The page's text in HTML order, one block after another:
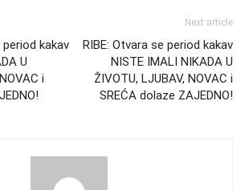
kakav
U
i
Next article
RIBE: Otvara se period kakav
NISTE IMALI NIKADA U
ŽIVOTU, LJUBAV, NOVAC i
SREĆA dolaze ZAJEDNO!